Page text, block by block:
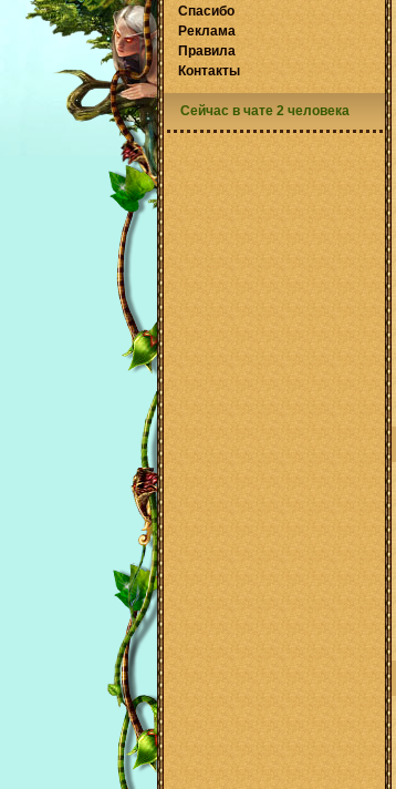
Спасибо
Реклама
Правила
Контакты
Сейчас в чате 2 человека